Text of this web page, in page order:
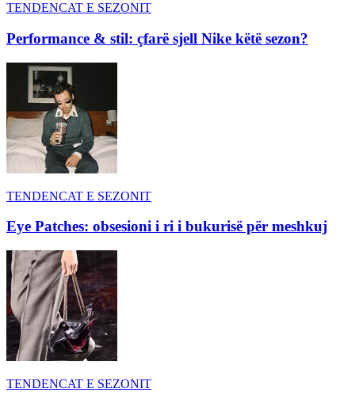
TENDENCAT E SEZONIT
Performance & stil: çfarë sjell Nike këtë sezon?
TENDENCAT E SEZONIT
Eye Patches: obsesioni i ri i bukurisë për meshkuj
TENDENCAT E SEZONIT